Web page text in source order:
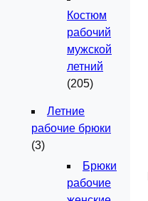
Костюм
рабочий
мужской
летний
(205)
Летние
рабочие брюки
(3)
Брюки
рабочие